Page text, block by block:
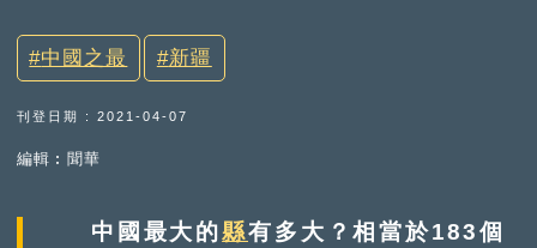
中國之最 新疆
刊登日期 : 2021-04-07
編輯︰聞華
中國最大的縣有多大？相當於183個